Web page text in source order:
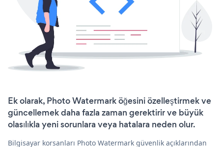
Ek olarak, Photo Watermark öğesini özelleştirmek ve
güncellemek daha fazla zaman gerektirir ve büyük
olasılıkla yeni sorunlara veya hatalara neden olur.
Bilgisayar korsanları Photo Watermark güvenlik açıklarından